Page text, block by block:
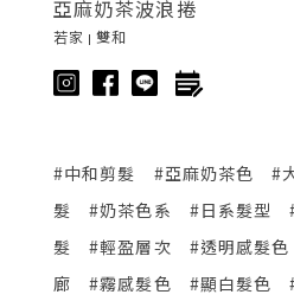
亞麻奶茶波浪捲
若家 | 雙和
#中和剪髮 #亞麻奶茶色 #
髮
#奶茶色系 #日系髮型
髮
#輕盈層次 #透明感髮色
廊
#霧感髮色 #顯白髮色